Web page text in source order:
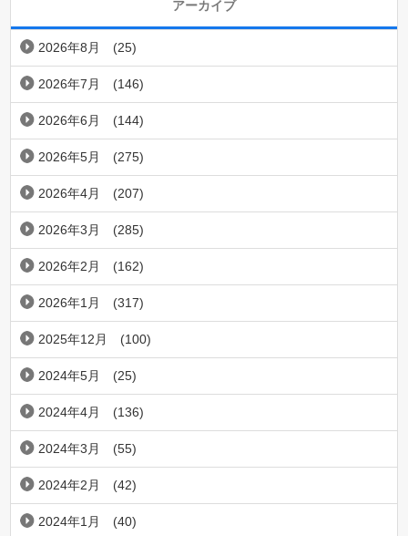
アーカイブ
2026年8月 (25)
2026年7月 (146)
2026年6月 (144)
2026年5月 (275)
2026年4月 (207)
2026年3月 (285)
2026年2月 (162)
2026年1月 (317)
2025年12月 (100)
2024年5月 (25)
2024年4月 (136)
2024年3月 (55)
2024年2月 (42)
2024年1月 (40)